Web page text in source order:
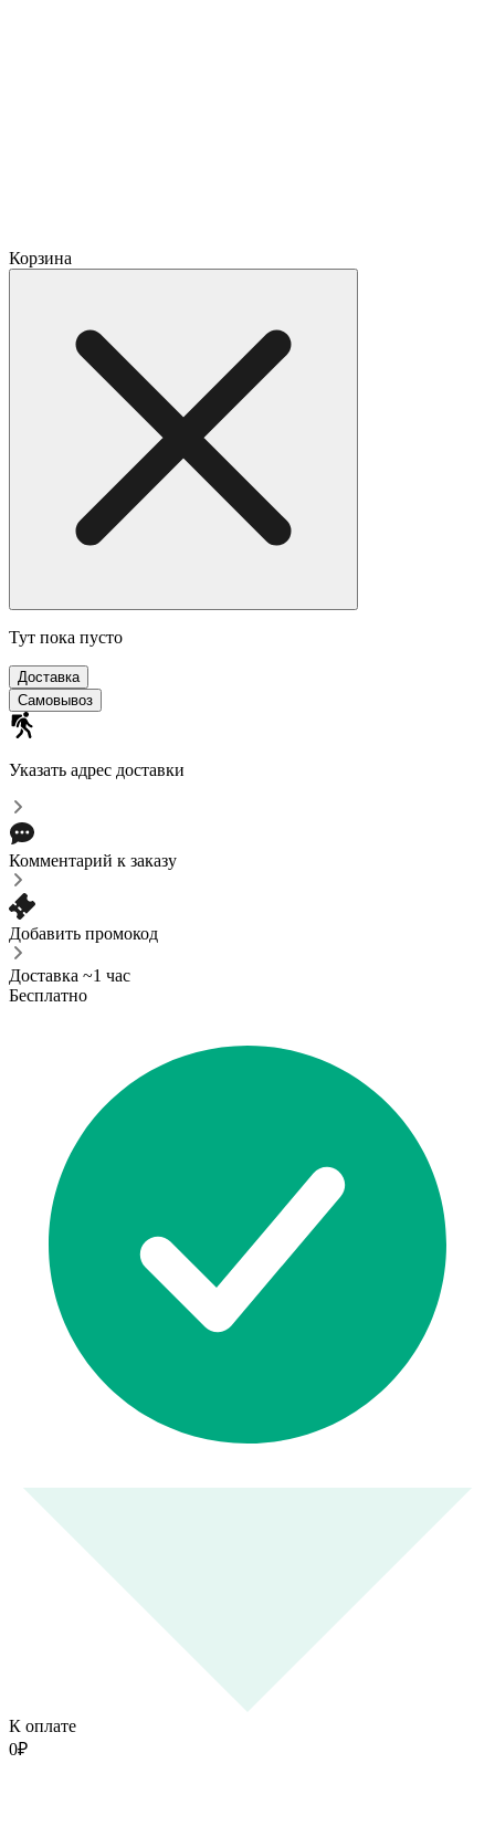
Корзина
Тут пока пусто
Доставка
Самовывоз
Указать адрес доставки
Комментарий к заказу
Добавить промокод
Доставка ~1 час
Бесплатно
К оплате
0₽